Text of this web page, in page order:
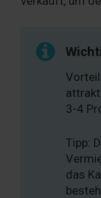
3-4
Tipp:
das